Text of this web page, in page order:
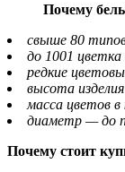
Почему
свыше 80
до 1001 цветка
редкие
высота
масса цветов
диаметр — до
Почему стоит